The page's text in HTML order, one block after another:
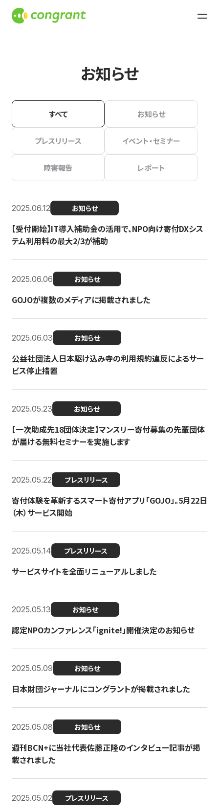
お知らせ
すべて お知らせ
プレスリリース イベント・セミナー
障害報告 レポート
2025.06.12 お知らせ
【受付開始】IT導入補助金の活用で、NPO向け寄付DXシス
テム利用料の最大2/3が補助
2025.06.06 お知らせ
GOJOが複数のメディアに掲載されました
2025.06.03 お知らせ
公益社団法人日本駆け込み寺の利用規約違反によるサー
ビス停止措置
2025.05.23 お知らせ
【一次助成先18団体決定】マンスリー寄付募集の先輩団体
が届ける無料セミナーを実施します
2025.05.22 プレスリリース
寄付体験を革新するスマート寄付アプリ「GOJO」。5月22日
（木）サービス開始
2025.05.14 プレスリリース
サービスサイトを全面リニューアルしました
2025.05.13 お知らせ
認定NPOカンファレンス「ignite!」開催決定のお知らせ
2025.05.09 お知らせ
日本財団ジャーナルにコングラントが掲載されました
2025.05.08 お知らせ
週刊BCN+に当社代表佐藤正隆のインタビュー記事が掲
載されました
2025.05.02 プレスリリース